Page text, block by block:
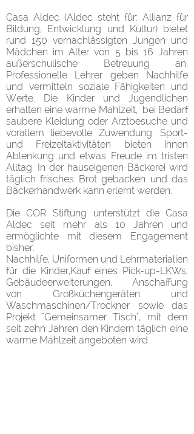
Casa Aldec (Aldec steht für: Allianz für
Bildung, Entwicklung und Kultur) bietet
rund 150 vernachlässigten Jungen und
Mädchen im Alter von 5 bis 16 Jahren
außerschulische Betreuung an.
Professionelle Lehrer geben Nachhilfe
und vermitteln soziale Fähigkeiten und
Werte. Die Kinder und Jugendlichen
erhalten eine warme Mahlzeit, bei Bedarf
saubere Kleidung oder Arztbesuche und
vorallem liebevolle Zuwendung. Sport-
und Freizeitaktivitäten bieten ihnen
Ablenkung und etwas Freude im tristen
Alltag. In der hauseigenen Bäckerei wird
täglich frisches Brot gebacken und das
Bäckerhandwerk kann erlernt werden.
Die COR Stiftung unterstützt die Casa
Aldec seit mehr als 10 Jahren und
ermöglichte mit diesem Engagement
bisher:
Nachhilfe, Uniformen und Lehrmaterialien
für die Kinder,Kauf eines Pick-up-LKWs,
Gebäudeerweiterungen, Anschaffung
von Großküchengeräten und
Waschmaschinen/Trockner sowie das
Projekt "Gemeinsamer Tisch", mit dem
seit zehn Jahren den Kindern täglich eine
warme Mahlzeit angeboten wird.